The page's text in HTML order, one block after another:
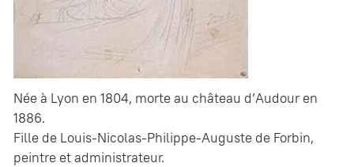
Née à Lyon en 1804, morte au château d’Audour en
1886.
Fille de Louis-Nicolas-Philippe-Auguste de Forbin,
peintre et administrateur.